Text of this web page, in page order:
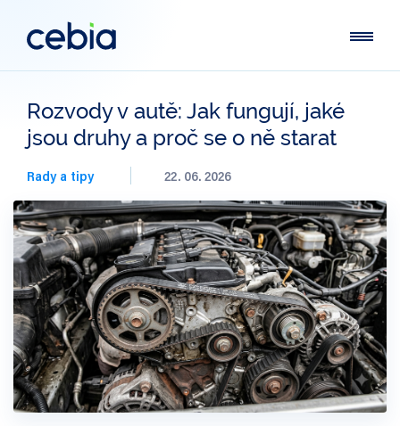
Rozvody v autě: Jak fungují, jaké
jsou druhy a proč se o ně starat
Rady a tipy 22. 06. 2026